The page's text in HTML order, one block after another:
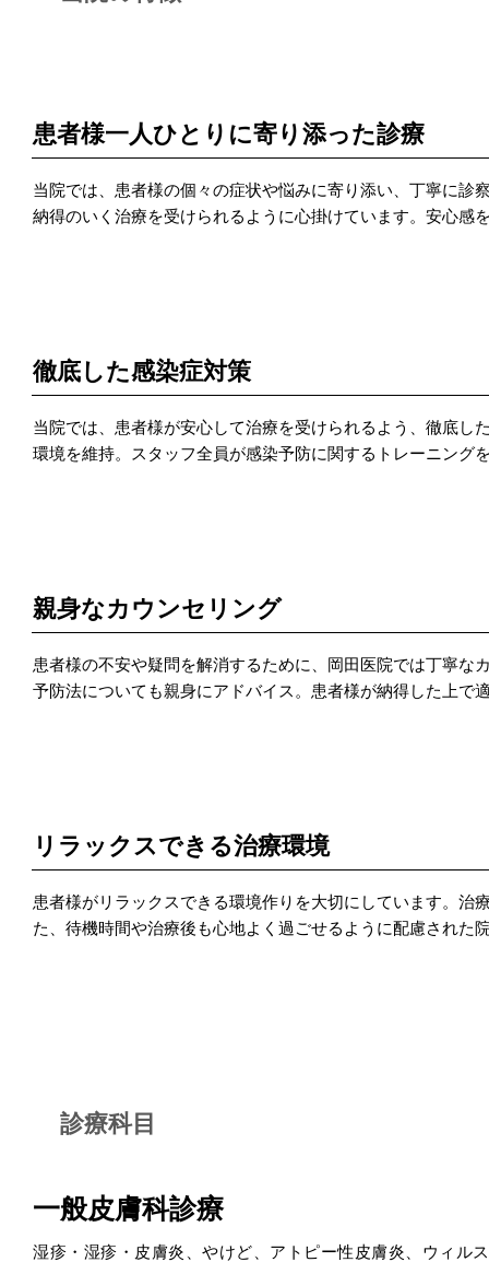
患者様一人ひとりに寄り添った診療
当院では、患者様の個々の症状や悩みに寄り添い、丁寧に
納得のいく治療を受けられるように心掛けています。安心感
徹底した感染症対策
当院では、患者様が安心して治療を受けられるよう、徹底
環境を維持。スタッフ全員が感染予防に関するトレーニング
親身なカウンセリング
患者様の不安や疑問を解消するために、岡田医院では丁寧
予防法についても親身にアドバイス。患者様が納得した上で
リラックスできる治療環境
患者様がリラックスできる環境作りを大切にしています。
た、待機時間や治療後も心地よく過ごせるように配慮された
診療科目
一般皮膚科診療
湿疹・湿疹・皮膚炎、やけど、アトピー性皮膚炎、ウィル